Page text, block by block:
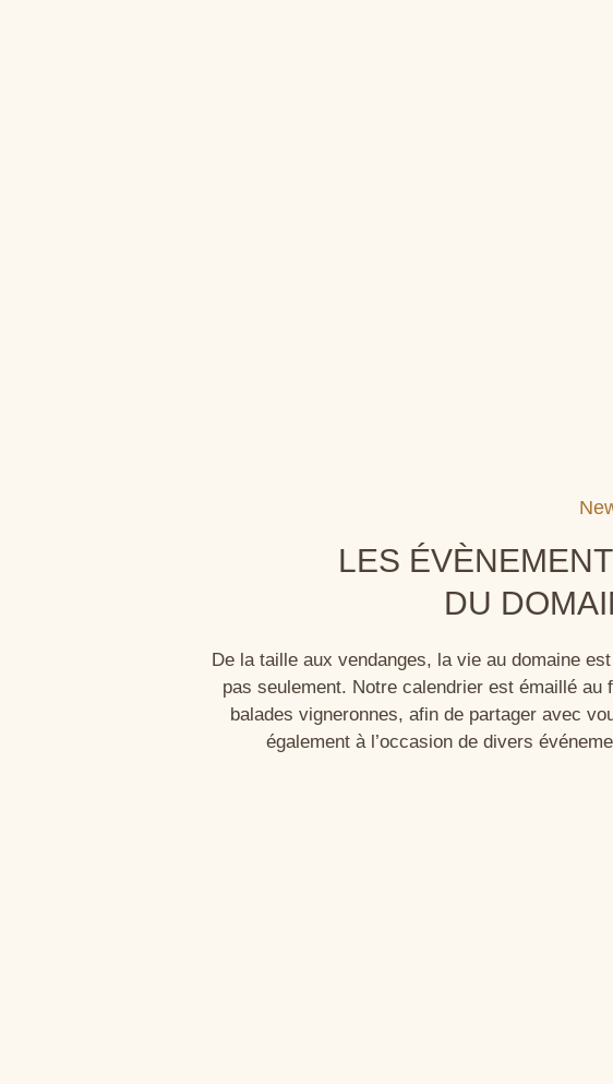
LES
DU
De la taille aux vendanges, la vie au domaine
pas seulement. Notre calendrier est émaillé
balades vigneronnes, afin de partager avec
également à l’occasion de divers